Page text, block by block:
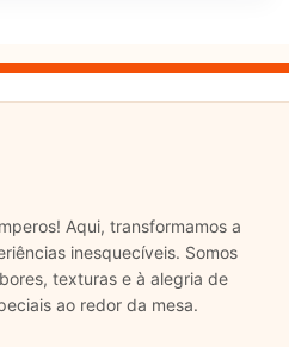
Aqui, transformamos a
inesquecíveis. Somos
texturas e à alegria de
ao redor da mesa.